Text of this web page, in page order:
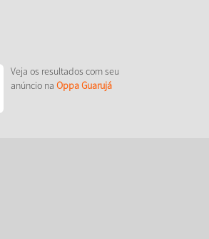
Veja os resultados com seu
anúncio na Oppa Guarujá